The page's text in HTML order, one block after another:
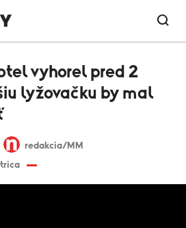
redakcia/MM
vyhorel pred 2
lyžovačku by mal